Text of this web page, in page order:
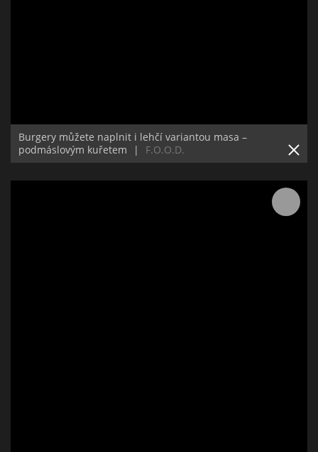
Burgery můžete naplnit i lehčí variantou masa –
podmáslovým kuřetem
| F.O.O.D.